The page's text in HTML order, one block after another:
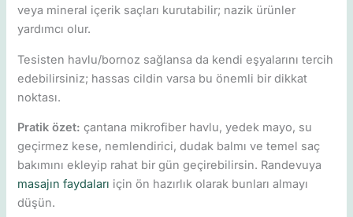
veya mineral içerik saçları kurutabilir; nazik ürünler
yardımcı olur.
Tesisten havlu/bornoz sağlansa da kendi eşyalarını tercih
edebilirsiniz; hassas cildin varsa bu önemli bir dikkat
noktası.
Pratik özet: çantana mikrofiber havlu, yedek mayo, su
geçirmez kese, nemlendirici, dudak balmı ve temel saç
bakımını ekleyip rahat bir gün geçirebilirsin. Randevuya
masajın faydaları için ön hazırlık olarak bunları almayı
düşün.